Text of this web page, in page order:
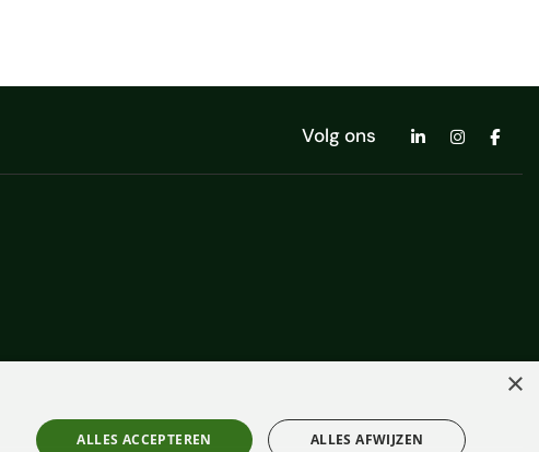
Volg ons
×
ALLES ACCEPTEREN ALLES AFWIJZEN